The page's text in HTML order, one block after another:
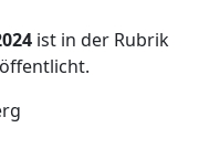
ist in der Rubrik